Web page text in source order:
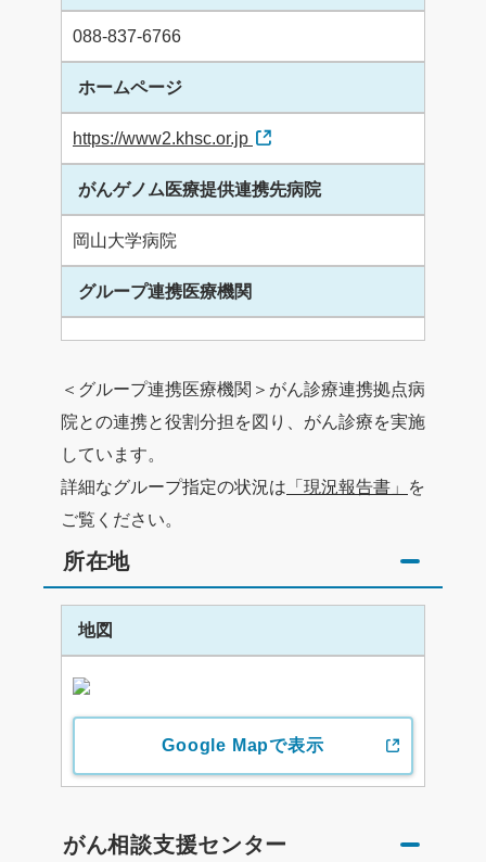
088-837-6766
ホームページ
https://www2.khsc.or.jp
がんゲノム医療提供連携先病院
岡山大学病院
グループ連携医療機関
＜グループ連携医療機関＞がん診療連携拠点病
院との連携と役割分担を図り、がん診療を実施
しています。
詳細なグループ指定の状況は 「現況報告書」
を
ご覧ください。
所在地
地図
Google Mapで表示
がん相談支援センター